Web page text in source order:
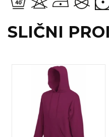
TEKSTIL
RADNA OPREMA
SLIČNI